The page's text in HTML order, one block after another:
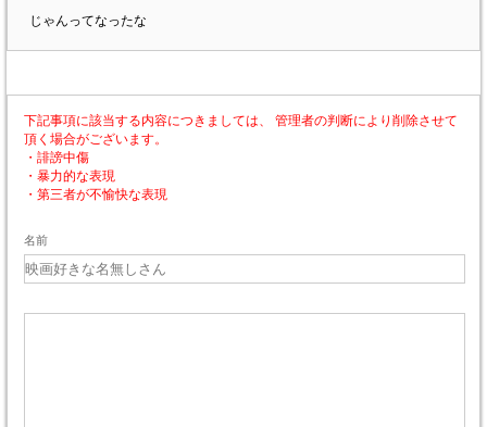
じゃんってなったな
下記事項に該当する内容につきましては、 管理者の判断により削除させて
頂く場合がございます。
・誹謗中傷
・暴力的な表現
・第三者が不愉快な表現
名前